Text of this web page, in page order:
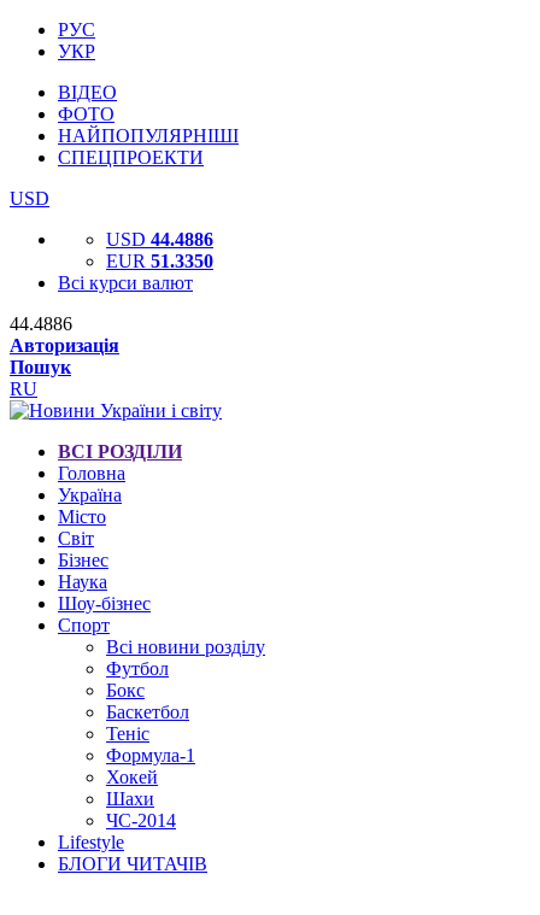
РУС
УКР
ВІДЕО
ФОТО
НАЙПОПУЛЯРНІШІ
СПЕЦПРОЕКТИ
USD
USD 44.4886
EUR 51.3350
Всі курси валют
44.4886
Авторизація
Пошук
RU
ВСІ РОЗДІЛИ
Головна
Україна
Місто
Світ
Бізнес
Наука
Шоу-бізнес
Спорт
Всі новини розділу
Футбол
Бокс
Баскетбол
Теніс
Формула-1
Хокей
Шахи
ЧС-2014
Lifestyle
БЛОГИ ЧИТАЧІВ